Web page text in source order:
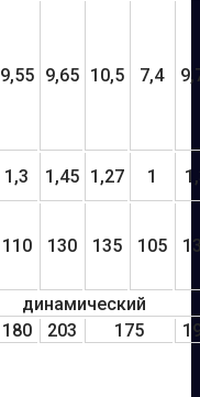
9,55 9,65 10,5 7,4
1,3 1,45 1,27 1
110 130 135 105
динамический
180 203 175